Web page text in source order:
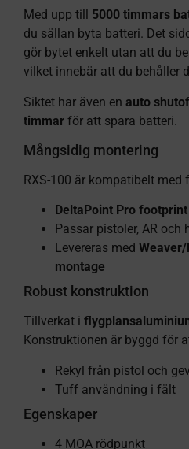
Med upp till 5000 timmars
du sällan byta batteri. Det
gör bytet enkelt utan att du
vilket innebär att du behåller
Siktet har även en auto
timmar för att spara batteri.
Mångsidig montering
RXS-100 är kompatibelt med
DeltaPoint Pro footprint
Passar pistoler, AR och
Levereras med
montage
Robust konstruktion
Tillverkat i
Konstruktionen är byggd för
Rekyl från pistol och
Tuff användning i fält
Egenskaper
4 MOA rödpunkt